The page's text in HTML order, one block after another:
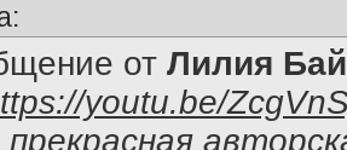
от Лилия
youtu.be/
прекрасная